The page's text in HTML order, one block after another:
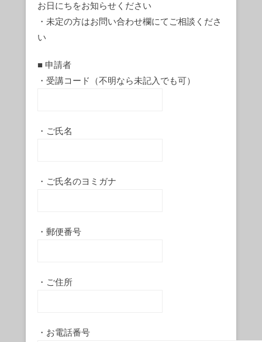
お日にちをお知らせください
・未定の方はお問い合わせ欄にてご相談くださ
い
■ 申請者
・受講コード（不明なら未記入でも可）
・ご氏名
・ご氏名のヨミガナ
・郵便番号
・ご住所
・お電話番号